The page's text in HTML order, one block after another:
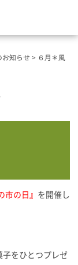
お知らせ >
６月＊風
市の日』 を開催し
をひとつプレゼ